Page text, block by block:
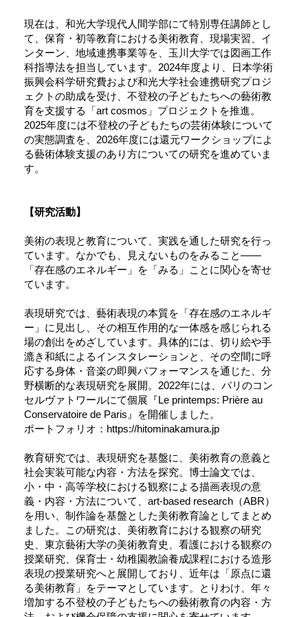
現在は、和光大学現代人間学部にて特別専任講師とし
て、保育・初等教育における美術教育、現場実習、イ
ンターン、地域連携事業等を、玉川大学では図画工作
科指導法を担当しています。2024年度より、日本学術
振興会科学研究費および和光大学社会連携研究プロジ
ェクトの助成を受け、不登校の子どもたちへの藝術教
育を支援する「art cosmos」プロジェクトを推進。
2025年度には不登校の子どもたちの芸術体験について
の実態調査を、2026年度には還元ワークショップによ
る藝術体験支援のあり方についての研究を進めていま
す。
【研究活動】
美術の表現と教育について、実践を通した研究を行っ
ています。なかでも、見えないものをみること——
「存在感のエネルギー」を「みる」ことに関心を寄せ
ています。
表現研究では、藝術表現の本質を「存在感のエネルギ
ー」に見出し、その相互作用的な一体感を感じられる
場の創出をめざしています。具体的には、切り絵や手
漉き和紙によるインスタレーションと、その空間に呼
応する身体・音楽の即興パフォーマンスを通じた、分
野横断的な表現研究を展開。2022年には、パリのコン
セルヴァトワールにて個展『Le printemps: Prière au
Conservatoire de Paris』を開催しました。
ポートフォリオ：https://hitominakamura.jp
教育研究では、表現研究を基盤に、美術教育の意義と
社会実装可能な内容・方法を探究。博士論文では、
小・中・高等学校における観察による描画表現の意
義・内容・方法について、art-based research（ABR）
を用い、制作論を基盤とした美術教育論としてまとめ
ました。この研究は、美術教育における観察の研究
史、東京藝術大学の美術教育史、看護における観察の
授業研究、保育士・幼稚園教諭養成課程における造形
表現の授業研究へと展開しており、近年は「原点に還
る美術教育」をテーマとしています。とりわけ、年々
増加する不登校の子どもたちへの藝術教育の内容・方